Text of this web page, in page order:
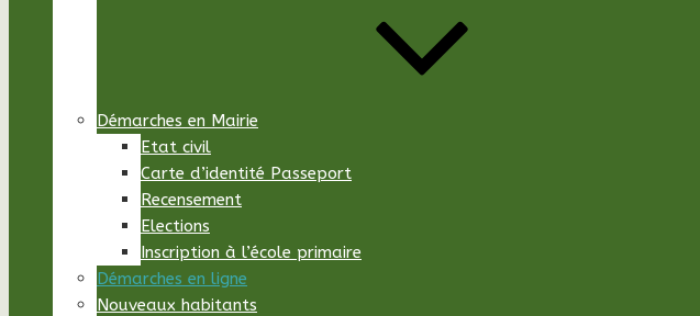
Démarches en Mairie
Etat civil
Carte d’identité Passeport
Recensement
Elections
Inscription à l’école primaire
Démarches en ligne
Nouveaux habitants